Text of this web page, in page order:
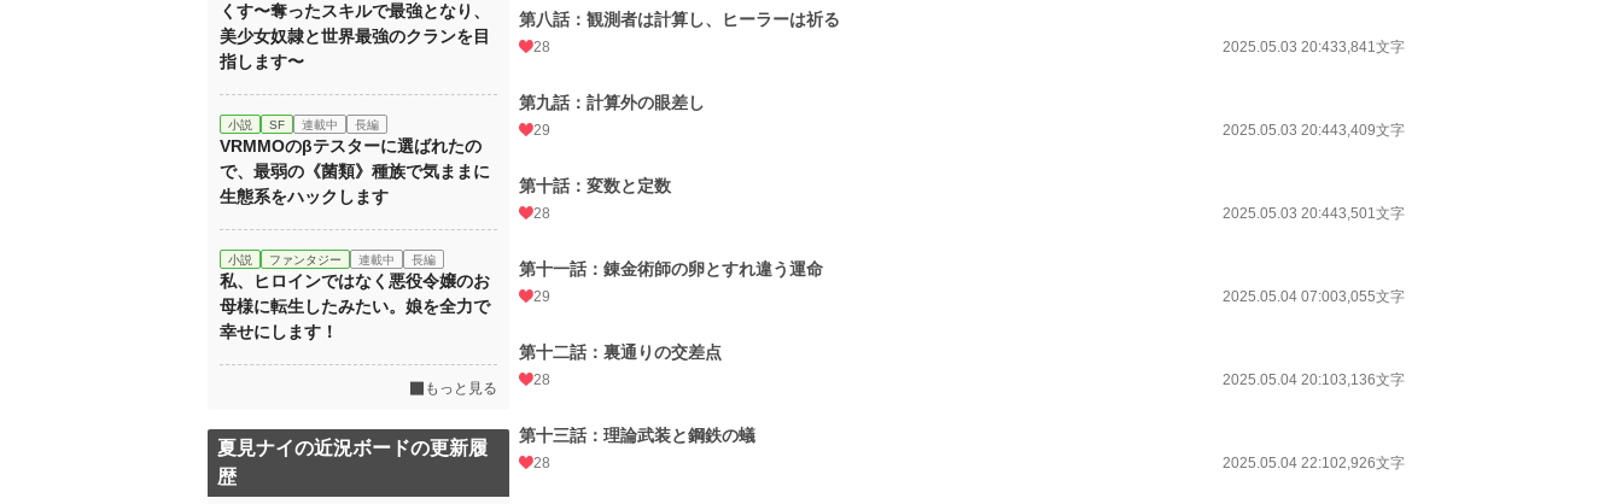
第八話：観測者は計算し、ヒーラーは祈る
28 2025.05.03 20:433,841文字
第九話：計算外の眼差し
29 2025.05.03 20:443,409文字
第十話：変数と定数
28 2025.05.03 20:443,501文字
第十一話：錬金術師の卵とすれ違う運命
29 2025.05.04 07:003,055文字
第十二話：裏通りの交差点
28 2025.05.04 20:103,136文字
第十三話：理論武装と鋼鉄の蟻
28 2025.05.04 22:102,926文字
くす〜奪ったスキルで最強となり、
美少女奴隷と世界最強のクランを目
指します〜
小説 SF 連載中 長編
VRMMOのβテスターに選ばれたの
で、最弱の《菌類》種族で気ままに
生態系をハックします
小説 ファンタジー 連載中 長編
私、ヒロインではなく悪役令嬢のお
母様に転生したみたい。娘を全力で
幸せにします！
もっと見る
夏見ナイの近況ボードの更新履
歴